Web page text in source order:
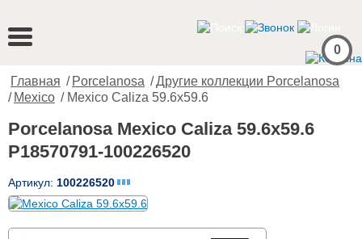
0
Главная / Porcelanosa /Другие коллекции Porcelanosa
/ Mexico / Mexico Caliza 59.6x59.6
Porcelanosa Mexico Caliza 59.6x59.6
P18570791-100226520
Артикул: 100226520